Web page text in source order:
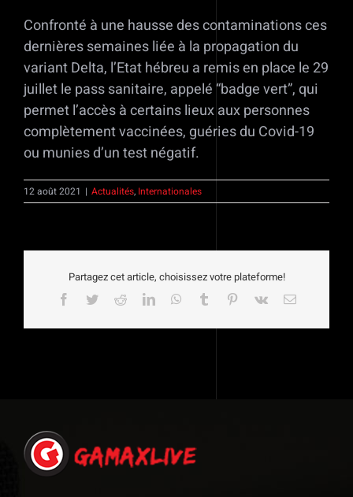
Confronté à une hausse des contaminations ces
dernières semaines liée à la propagation du
variant Delta, l’Etat hébreu a remis en place le 29
juillet le pass sanitaire, appelé “badge vert”, qui
permet l’accès à certains lieux aux personnes
complètement vaccinées, guéries du Covid-19
ou munies d’un test négatif.
12 août 2021 | Actualités, Internationales
Partagez cet article, choisissez votre plateforme!
Facebook
TwitterRedditLinkedInWhatsApp
Tumblr Pinterest
Vk Email